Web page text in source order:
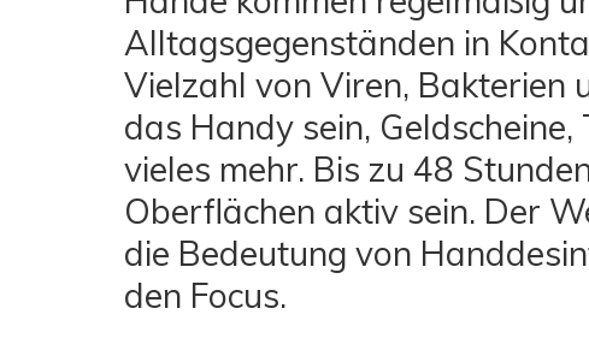
Alltagsgegenständen in
Vielzahl von Viren, Bakterien
das Handy sein,
vieles mehr. Bis zu 48
Oberflächen aktiv sein. Der
die Bedeutung von
den Focus.